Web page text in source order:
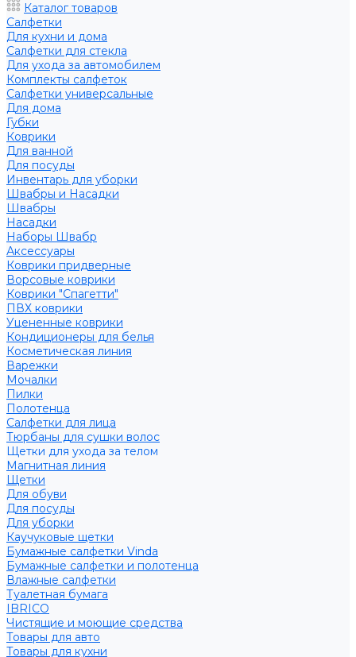
Каталог товаров
Салфетки
Для кухни и дома
Салфетки для стекла
Для ухода за автомобилем
Комплекты салфеток
Салфетки универсальные
Для дома
Губки
Коврики
Для ванной
Для посуды
Инвентарь для уборки
Швабры и Насадки
Швабры
Насадки
Наборы Швабр
Аксессуары
Коврики придверные
Ворсовые коврики
Коврики "Спагетти"
ПВХ коврики
Уцененные коврики
Кондиционеры для белья
Косметическая линия
Варежки
Мочалки
Пилки
Полотенца
Салфетки для лица
Тюрбаны для сушки волос
Щетки для ухода за телом
Магнитная линия
Щетки
Для обуви
Для посуды
Для уборки
Каучуковые щетки
Бумажные салфетки Vinda
Бумажные салфетки и полотенца
Влажные салфетки
Туалетная бумага
IBRICO
Чистящие и моющие средства
Товары для авто
Товары для кухни